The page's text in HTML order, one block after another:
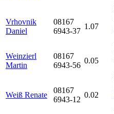
Vrhovnik
Daniel
08167
6943-37
1.07
Weinzierl
Martin
08167
6943-56
0.05
Weiß Renate
08167
6943-12
0.02